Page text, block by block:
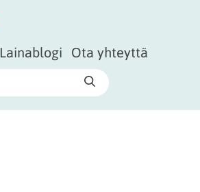
Lainablogi Ota yhteyttä